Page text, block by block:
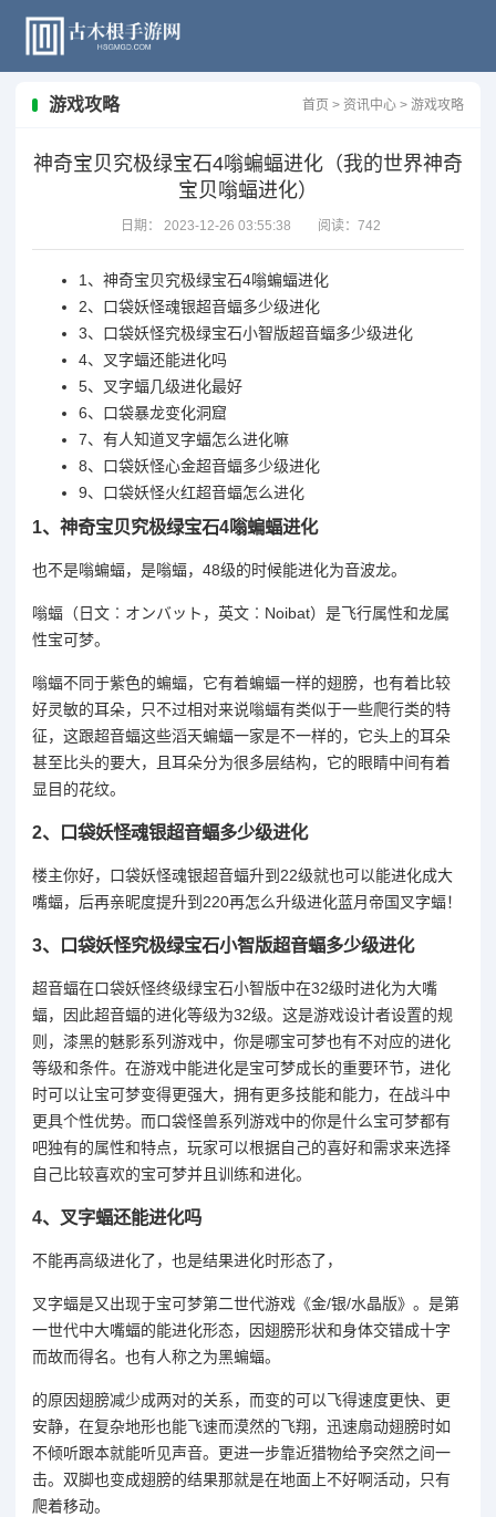
游戏攻略 首页 > 资讯中心 > 游戏攻略
神奇宝贝究极绿宝石4嗡蝙蝠进化（我的世界神奇
宝贝嗡蝠进化）
日期： 2023-12-26 03:55:38 阅读： 742
1、 神奇宝贝究极绿宝石4嗡蝙蝠进化
2、 口袋妖怪魂银超音蝠多少级进化
3、 口袋妖怪究极绿宝石小智版超音蝠多少级进化
4、 叉字蝠还能进化吗
5、 叉字蝠几级进化最好
6、 口袋暴龙变化洞窟
7、 有人知道叉字蝠怎么进化嘛
8、 口袋妖怪心金超音蝠多少级进化
9、 口袋妖怪火红超音蝠怎么进化
1、 神奇宝贝究极绿宝石4嗡蝙蝠进化
也不是嗡蝙蝠，是嗡蝠，48级的时候能进化为音波龙。
嗡蝠（日文︰オンバット，英文︰Noibat）是飞行属性和龙属
性宝可梦。
嗡蝠不同于紫色的蝙蝠，它有着蝙蝠一样的翅膀，也有着比较
好灵敏的耳朵，只不过相对来说嗡蝠有类似于一些爬行类的特
征，这跟超音蝠这些滔天蝙蝠一家是不一样的，它头上的耳朵
甚至比头的要大，且耳朵分为很多层结构，它的眼睛中间有着
显目的花纹。
2、 口袋妖怪魂银超音蝠多少级进化
楼主你好，口袋妖怪魂银超音蝠升到22级就也可以能进化成大
嘴蝠，后再亲昵度提升到220再怎么升级进化蓝月帝国叉字蝠！
3、 口袋妖怪究极绿宝石小智版超音蝠多少级进化
超音蝠在口袋妖怪终级绿宝石小智版中在32级时进化为大嘴
蝠，因此超音蝠的进化等级为32级。这是游戏设计者设置的规
则，漆黑的魅影系列游戏中，你是哪宝可梦也有不对应的进化
等级和条件。在游戏中能进化是宝可梦成长的重要环节，进化
时可以让宝可梦变得更强大，拥有更多技能和能力，在战斗中
更具个性优势。而口袋怪兽系列游戏中的你是什么宝可梦都有
吧独有的属性和特点，玩家可以根据自己的喜好和需求来选择
自己比较喜欢的宝可梦并且训练和进化。
4、 叉字蝠还能进化吗
不能再高级进化了，也是结果进化时形态了，
叉字蝠是又出现于宝可梦第二世代游戏《金/银/水晶版》。是第
一世代中大嘴蝠的能进化形态，因翅膀形状和身体交错成十字
而故而得名。也有人称之为黑蝙蝠。
的原因翅膀减少成两对的关系，而变的可以飞得速度更快、更
安静，在复杂地形也能飞速而漠然的飞翔，迅速扇动翅膀时如
不倾听跟本就能听见声音。更进一步靠近猎物给予突然之间一
击。双脚也变成翅膀的结果那就是在地面上不好啊活动，只有
爬着移动。